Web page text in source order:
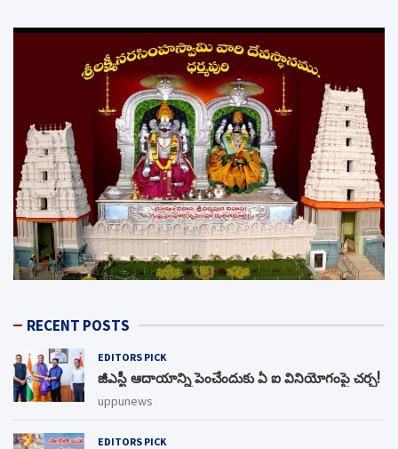
RECENT POSTS
EDITORS PICK
జీఎస్టీ ఆదాయాన్ని పెంచేందుకు ఏ ఐ వినియోగంపై చర్చ!
uppunews
EDITORS PICK